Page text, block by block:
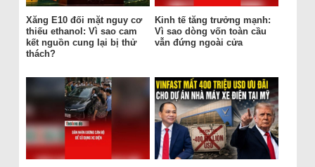
Xăng E10 đối mặt nguy cơ
thiếu ethanol: Vì sao cam
kết nguồn cung lại bị thử
thách?
Kinh tế tăng trưởng mạnh:
Vì sao dòng vốn toàn cầu
vẫn đứng ngoài cửa